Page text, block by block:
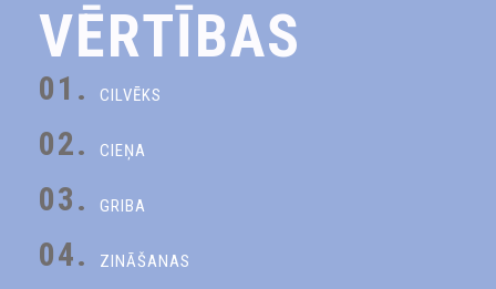
VĒRTĪBAS
01. CILVĒKS
02. CIEŅA
03. GRIBA
04. ZINĀŠANAS